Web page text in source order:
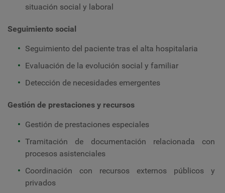
situación social y laboral
Seguimiento social
Seguimiento del paciente tras el alta hospitalaria
Evaluación de la evolución social y familiar
Detección de necesidades emergentes
Gestión de prestaciones y recursos
Gestión de prestaciones especiales
Tramitación de documentación relacionada con
procesos asistenciales
Coordinación con recursos externos públicos y
privados